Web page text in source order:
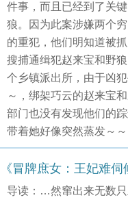
件事，而且已经到了关
狼。因为此案涉嫌两个
的重犯，他们明知道被
搜捕通缉犯赵来宝和野
个乡镇派出所，由于凶
～，绑架巧云的赵来宝
部门也没有发现他们的
带着她好像突然蒸发～
《冒牌庶女：王妃难
导读：…然窜出来无数